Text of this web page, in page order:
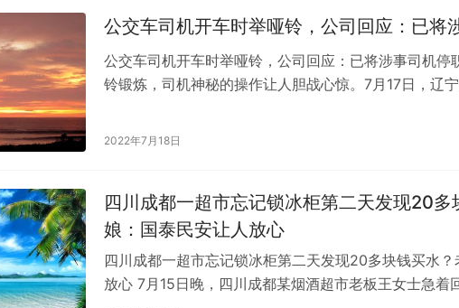
公交车司机开车时举哑铃，公司回应：已将
公交车司机开车时举哑铃，公司回应：已将涉事司机停
铃锻炼，司机神秘的操作让人胆战心惊。7月17日，辽
2022年7月18日
四川成都一超市忘记锁冰柜第二天发现20多
娘：国泰民安让人放心
四川成都一超市忘记锁冰柜第二天发现20多块钱买水？
放心 7月15日晚，四川成都某烟酒超市老板王女士急着